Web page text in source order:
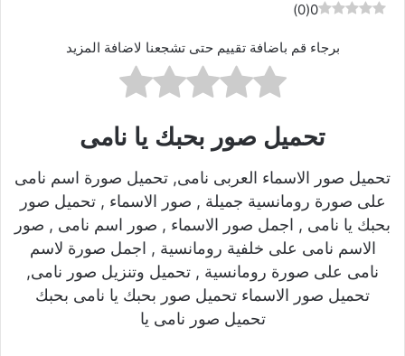
0
(
0
)
برجاء قم باضافة تقييم حتى تشجعنا لاضافة المزيد
تحميل صور بحبك يا نامى
تحميل صور الاسماء العربى نامى, تحميل صورة اسم نامى
على صورة رومانسية جميلة , صور الاسماء , تحميل صور
بحبك يا نامى , اجمل صور الاسماء , صور اسم نامى , صور
الاسم نامى على خلفية رومانسية , اجمل صورة لاسم
نامى على صورة رومانسية , تحميل وتنزيل صور نامى,
تحميل صور الاسماء تحميل صور بحبك يا نامى بحبك
تحميل صور نامى يا